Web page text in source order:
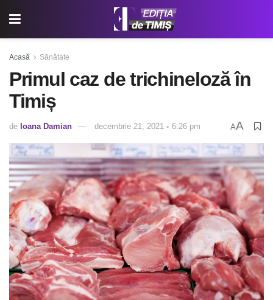
Acasă Sănătate
Primul caz de trichineloză în
Timiș
de Ioana Damian decembrie 21, 2021 ◦ 6:26 pm AA